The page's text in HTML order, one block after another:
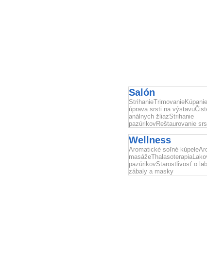
Salón
úprava srsti na
análnych žliazStrihanie
pazúrikovReštaurovanie
Wellness
Aromatické soľné
pazúrikovStarostlivosť o
zábaly a masky